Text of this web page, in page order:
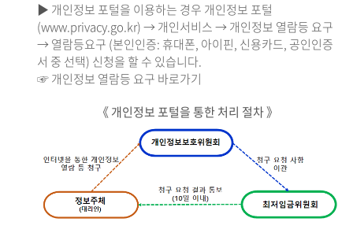
▶ 개인정보 포털을 이용하는 경우 개인정보 포털
(www.privacy.go.kr) → 개인서비스 → 개인정보 열람등 요구
→ 열람등요구 (본인인증: 휴대폰, 아이핀, 신용카드, 공인인증
서 중 선택) 신청을 할 수 있습니다.
☞ 개인정보 열람등 요구 바로가기
《 개인정보 포털을 통한 처리 절차 》